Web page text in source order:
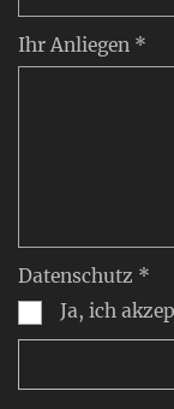
Ihr Anliegen *
Datenschutz *
Ja, ich